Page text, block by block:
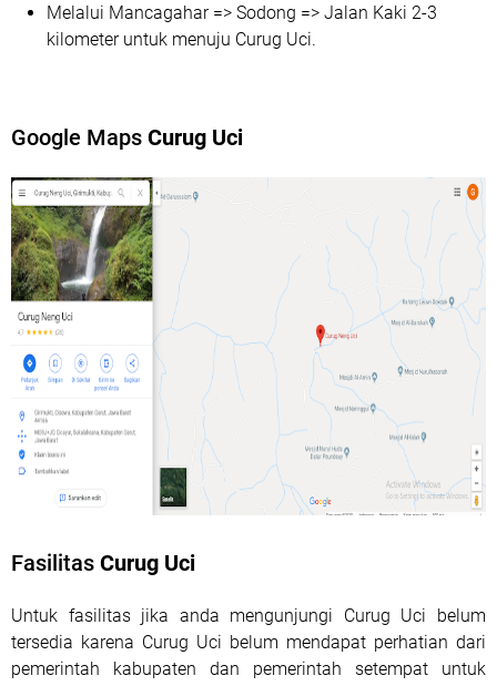
Melalui Mancagahar => Sodong => Jalan Kaki 2-3
kilometer untuk menuju Curug Uci.
Google Maps Curug Uci
Fasilitas Curug Uci
Untuk fasilitas jika anda mengunjungi Curug Uci belum
tersedia karena Curug Uci belum mendapat perhatian dari
pemerintah kabupaten dan pemerintah setempat untuk